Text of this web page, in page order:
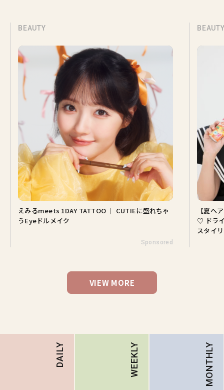
BEAUTY
えみるmeets 1DAY TATTOO ｜ CUTIEに盛れちゃ
うEyeドルメイク
Sponsored
【夏ヘ
♡ ドラ
スタイ
VIEW MORE
DAILY WEEKLY MONTHLY